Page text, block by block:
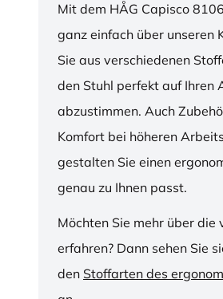
Mit dem HÅG Capisco
ganz einfach über unseren
Sie aus verschiedenen
den Stuhl perfekt auf Ihren
abzustimmen. Auch
Komfort bei höheren
gestalten Sie einen
genau zu Ihnen passt.
Möchten Sie mehr über
erfahren? Dann sehen Sie
den Stoffarten des